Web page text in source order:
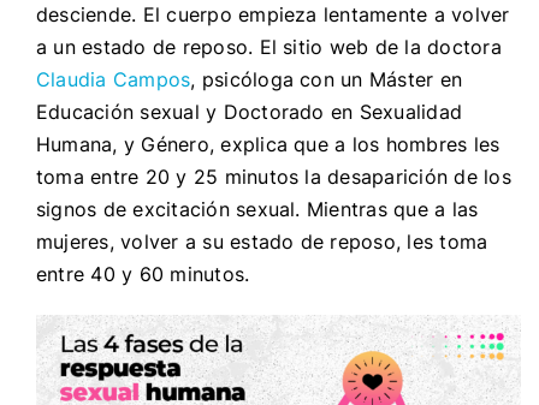
desciende. El cuerpo empieza lentamente a volver
a un estado de reposo. El sitio web de la doctora
Claudia Campos, psicóloga con un Máster en
Educación sexual y Doctorado en Sexualidad
Humana, y Género, explica que a los hombres les
toma entre 20 y 25 minutos la desaparición de los
signos de excitación sexual. Mientras que a las
mujeres, volver a su estado de reposo, les toma
entre 40 y 60 minutos.